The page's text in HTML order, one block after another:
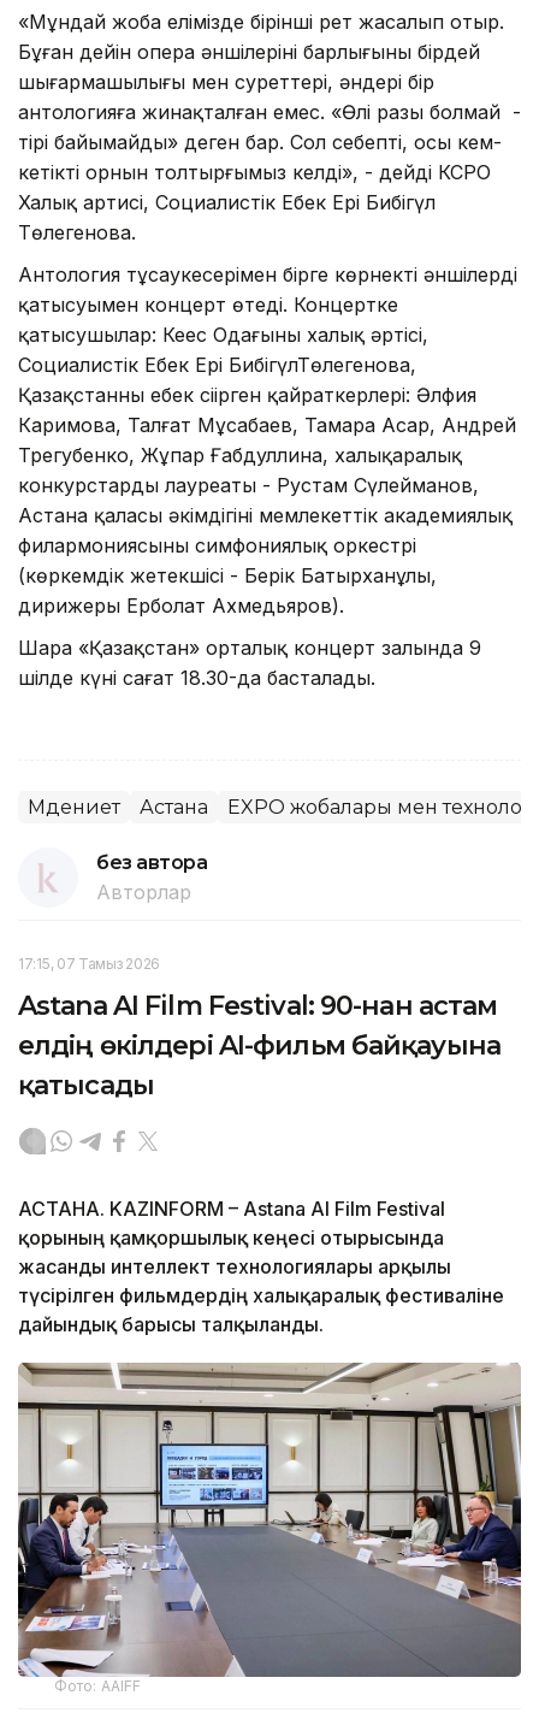
«Мұндай жоба елімізде бірінші рет жасалып отыр.
Бұған дейін опера әншілерінің барлығының бірдей
шығармашылығы мен суреттері, әндері бір
антологияға жинақталған емес. «Өлі разы болмай -
тірі байымайды» деген бар. Сол себепті, осы кем-
кетіктің орнын толтырғымыз келді», - дейді КСРО
Халық артисі, Социалистік Еңбек Ері Бибігүл
Төлегенова.
Антология тұсаукесерімен бірге көрнекті әншілердің
қатысуымен концерт өтеді. Концертке
қатысушылар: Кеңес Одағының халық әртісі,
Социалистік Еңбек Ері БибігүлТөлегенова,
Қазақстанның еңбек сіңірген қайраткерлері: Әлфия
Каримова, Талғат Мұсабаев, Тамара Асар, Андрей
Трегубенко, Жұпар Ғабдуллина, халықаралық
конкурстардың лауреаты - Рустам Сүлейманов,
Астана қаласы әкімдігінің мемлекеттік академиялық
филармониясының симфониялық оркестрі
(көркемдік жетекшісі - Берік Батырханұлы,
дирижеры Ерболат Ахмедьяров).
Шара «Қазақстан» орталық концерт залында 9
шілде күні сағат 18.30-да басталады.
Мәдениет Астана EXPO жобалары мен
без автора
Авторлар
17:15, 07 Тамыз 2026
Astana AI Film Festival: 90-нан астам
елдің өкілдері AI-фильм байқауына
қатысады
АСТАНА. KAZINFORM – Astana AI Film Festival
қорының қамқоршылық кеңесі отырысында
жасанды интеллект технологиялары арқылы
түсірілген фильмдердің халықаралық фестиваліне
дайындық барысы талқыланды.
Фото: AAIFF